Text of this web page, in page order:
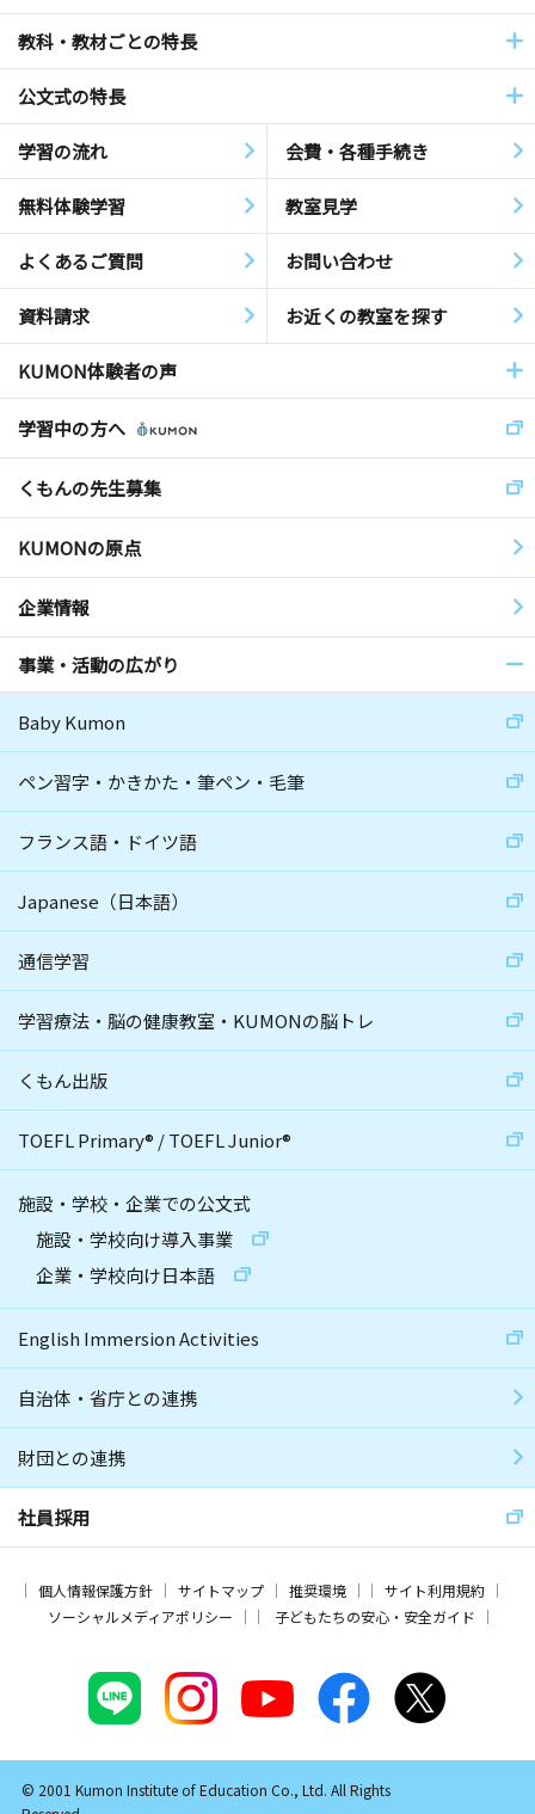
教科・教材ごとの特長
公文式の特長
学習の流れ 会費・各種手続き
無料体験学習 教室見学
よくあるご質問 お問い合わせ
資料請求 お近くの教室を探す
KUMON体験者の声
学習中の方へ
くもんの先生募集
KUMONの原点
企業情報
事業・活動の広がり
Baby Kumon
ペン習字・かきかた・筆ペン・毛筆
フランス語・ドイツ語
Japanese（日本語）
通信学習
学習療法・脳の健康教室・KUMONの脳トレ
くもん出版
TOEFL Primary® /TOEFL Junior®
施設・学校・企業での公文式
施設・学校向け導入事業
企業・学校向け日本語
English Immersion Activities
自治体・省庁との連携
財団との連携
社員採用
個人情報保護方針 サイトマップ 推奨環境
サイト利用規約
ソーシャルメディアポリシー
子どもたちの安心・安全ガイド
© 2001 Kumon Institute of Education Co., Ltd. All Rights